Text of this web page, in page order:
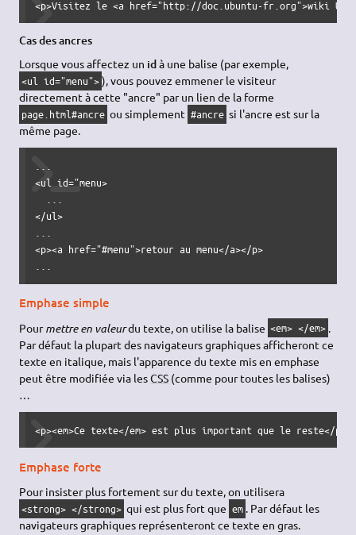
<p>Visitez le <a href="http://doc.ubuntu-fr.org">wiki
Cas des ancres
Lorsque vous affectez un idà une balise (par exemple,
<ul id="menu"> ), vous pouvez emmener le visiteur
directement à cette "ancre" par un lien de la forme
page.html#ancre ou simplement #ancre si l'ancre est sur la
même page.
<ul id="menu>
</ul>
<p><a href="#menu">retour au menu</a></p>
Emphase simple
Pourmettre en valeurdu texte, on utilise la balise <em> </em> .
Par défaut la plupart des navigateurs graphiques afficheront ce
texte en italique, mais l'apparence du texte mis en emphase
peut être modifiée via lesCSS (comme pour toutes les balises)
…
<p><em>Ce texte</em> est plus important que le reste</p>
Emphase forte
Pour insister plus fortement sur du texte, on utilisera
<strong> </strong> qui est plus fort que em . Par défaut les
navigateurs graphiques représenteront ce texte en gras.